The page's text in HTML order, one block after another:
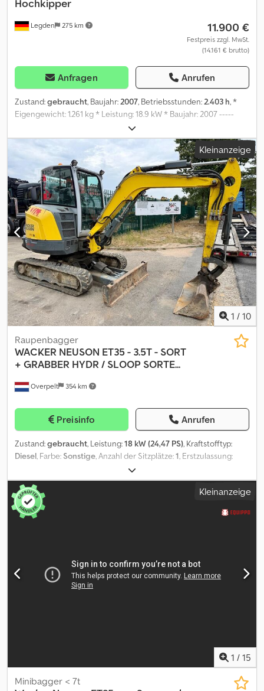
Legden 275 km
Hochkipper
11.900 €
Festpreis zzgl. MwSt.
(14.161 € brutto)
Anfragen Anrufen
Zustand:gebraucht, Baujahr:2007, Betriebsstunden:2.403 h, *
Eigengewicht: 1.261 kg * Leistung: 18.9 kW * Baujahr: 2007 -----
Interne Fahrzeugnummer: 12349 Crsdpfx Aezq Nw Dslcof
Irrtümmer & Zwischenverkauf vorbehalten.
Kleinanzeige
1 / 10
Overpelt 354 km
Raupenbagger
WACKER NEUSON ET35 - 3.5T - SORT
+ GRABBER HYDR / SLOOP SORTE...
Preisinfo Anrufen
Zustand:gebraucht, Leistung:18 kW (24,47 PS), Kraftstofftyp:
Diesel, Farbe:Sonstige, Anzahl der Sitzplätze:1, Erstzulassung:
, Betriebsstunden:
Produktionsland: AUSTRIA Crjdpfjzrnx Njx Alcsf Zustand CE-Typ:
CE, EPA, TÜV = Weitere Informationen = Leergewicht: 4.043 kg
Schnellwechselsystem: Ja CE-Kennzeichnung: ja
Kleinanzeige
1 / 15
Minibagger < 7t